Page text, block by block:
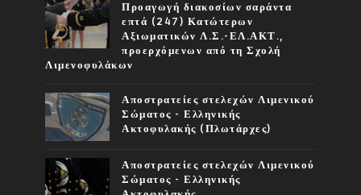
Προαγωγή διακοσίων σαράντα
επτά (247) Κατώτερων
Αξιωματικών Λ.Σ.-ΕΛ.ΑΚΤ.,
προερχόμενων από τη Σχολή
Λιμενοφυλάκων
Αποστρατείες στελεχών Λιμενικού
Σώματος - Ελληνικής
Ακτοφυλακής (Πλωτάρχες)
Αποστρατείες στελεχών Λιμενικού
Σώματος - Ελληνικής